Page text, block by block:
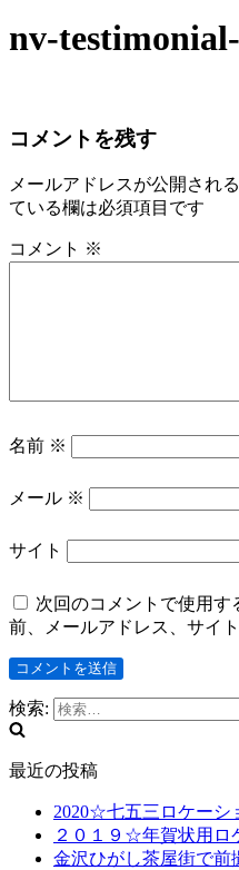
nv-
コメントを残す
メールアドレスが公開され
ている欄は必須項目です
コメント ※
名前 ※
メール ※
サイト
次回のコメントで使用す
前、メールアドレス、サイト
検索:
最近の投稿
2020☆七五三ロケーシ
２０１９☆年賀状用ロ
金沢ひがし茶屋街で前